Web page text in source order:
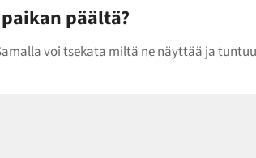
päältä?
voi tsekata miltä ne näyttää ja